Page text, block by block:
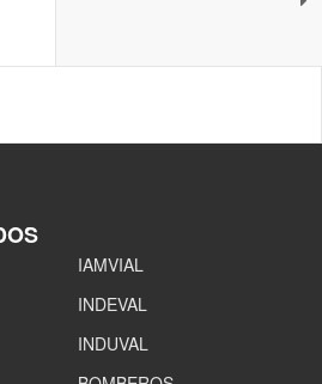
IAMVIAL
INDEVAL
INDUVAL